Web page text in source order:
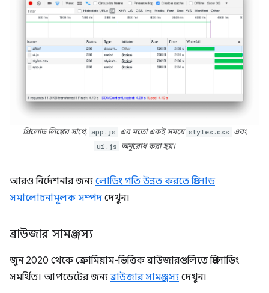
প্রিলোড লিঙ্কের সাথে, app.js এর মতো একই সময়ে styles.css এবং
ui.js অনুরোধ করা হয়।
আরও নির্দেশনার জন্য লোডিং গতি উন্নত করতে প্রিলোড
সমালোচনামূলক সম্পদ দেখুন।
ব্রাউজার সামঞ্জস্য
জুন 2020 থেকে ক্রোমিয়াম-ভিত্তিক ব্রাউজারগুলিতে প্রিলোডিং
সমর্থিত। আপডেটের জন্য ব্রাউজার সামঞ্জস্য দেখুন।